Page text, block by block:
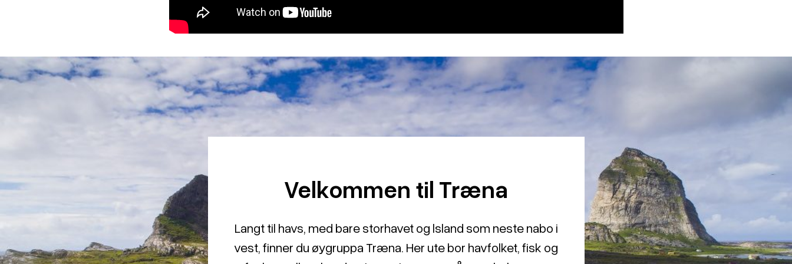
Velkommen til Træna
Langt til havs, med bare storhavet og lsland som neste nabo i
vest, finner du øygruppa Træna. Her ute bor havfolket, fisk og